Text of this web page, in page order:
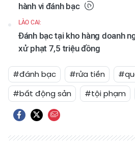
hành vi đánh bạc
LÀO CAI:
Đánh bạc tại kho hàng doanh
xử phạt 7,5 triệu đồng
#đánh bạc #rửa tiền
#bất động sản
#tội phạm